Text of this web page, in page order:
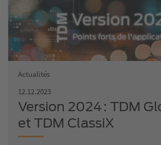
Actualités
12.12.2023
Version 2024 : TDM
et TDM ClassiX